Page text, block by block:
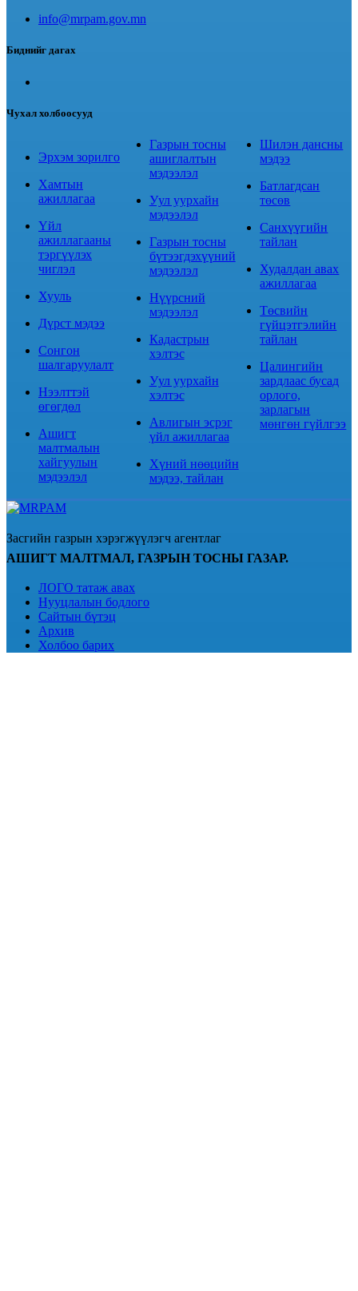
info@mrpam.gov.mn
Биднийг дагах
Чухал холбоосууд
Эрхэм зорилго
Хамтын
ажиллагаа
Үйл
ажиллагааны
тэргүүлэх
чиглэл
Хууль
Дүрст мэдээ
Сонгон
шалгаруулалт
Нээлттэй
өгөгдөл
Ашигт
малтмалын
хайгуулын
мэдээлэл
Газрын тосны
ашиглалтын
мэдээлэл
Уул уурхайн
мэдээлэл
Газрын тосны
бүтээгдэхүүний
мэдээлэл
Нүүрсний
мэдээлэл
Кадастрын
хэлтэс
Уул уурхайн
хэлтэс
Авлигын эсрэг
үйл ажиллагаа
Хүний нөөцийн
мэдээ, тайлан
Шилэн дансны
мэдээ
Батлагдсан
төсөв
Санхүүгийн
тайлан
Худалдан авах
ажиллагаа
Төсвийн
гүйцэтгэлийн
тайлан
Цалингийн
зардлаас бусад
орлого,
зарлагын
мөнгөн гүйлгээ
Засгийн газрын хэрэгжүүлэгч агентлаг
АШИГТ МАЛТМАЛ, ГАЗРЫН ТОСНЫ ГАЗАР.
ЛОГО татаж авах
Нууцлалын бодлого
Сайтын бүтэц
Архив
Холбоо барих